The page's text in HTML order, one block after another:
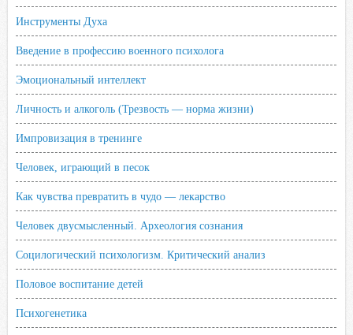
Инструменты Духа
Введение в профессию военного психолога
Эмоциональный интеллект
Личность и алкоголь (Трезвость — норма жизни)
Импровизация в тренинге
Человек, играющий в песок
Как чувства превратить в чудо — лекарство
Человек двусмысленный. Археология сознания
Социлогический психологизм. Критический анализ
Половое воспитание детей
Психогенетика